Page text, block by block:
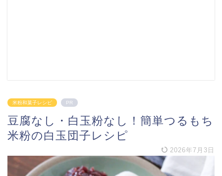
米粉和菓子レシピ PR
豆腐なし・白玉粉なし！簡単つるもち
米粉の白玉団子レシピ
2026年7月3日